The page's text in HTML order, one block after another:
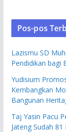
Pos-pos
Lazismu SD
Pendidikan bagi
Yudisium
Kembangkan
Bangunan
Taj Yasin Pacu
Jateng Sudah 81